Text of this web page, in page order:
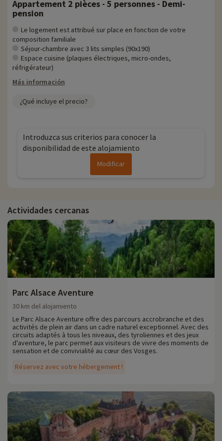
Appartement 2 pièces - 5 personnes - Demi-
pension
Le logement est attribué sur place en fonction de votre
composition familiale
Séjour-chambre avec 3 lits simples (90x190)
Espace cuisine (plaques électriques, micro-ondes,
réfrigérateur)
Más información
¿Qué incluye el precio?
Introduzca sus criterios para conocer la
disponibilidad de este alojamiento
Modificar
Actividades cercanas
Parc Alsace Aventure
Réservez avec votre hébergement !
30 km del alojamiento
Le Parc Alsace Aventure offre des parcours accrobranche et des
activités de plein air dans un cadre naturel exceptionnel. Avec des
circuits adaptés à tous les niveaux, des tyroliennes et des jeux
d'aventure, le parc permet aux visiteurs de vivre des moments de
sensation et de convivialité au cœur des Vosges.